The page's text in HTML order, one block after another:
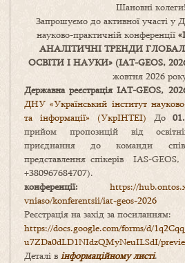
Шановні колеги!
Запрошуємо до активної участі у
науково-практичній конференції «
АНАЛІТИЧНІ ТРЕНДИ
ОСВІТИ І НАУКИ» (IAT-GEOS,
жовтня 2026
Державна реєстрація IAT-GEOS,
ДНУ «Український інститут
та інформації» (УкрІНТЕІ) До
прийом пропозицій від
приєднання до команди
представлення спікерів IAS-
конференції: https://
vniaso/konferentsii/iat-geos-2026
Реєстрація на захід за посиланням:
https://docs.google.com/forms/d/
u7ZDa0dLD1NIdzQMyNeuILSdI/
Деталі в інформаційному листі.